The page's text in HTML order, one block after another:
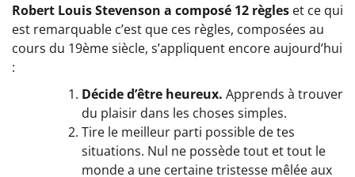
Robert Louis Stevenson a composé 12 règles et ce qui
est remarquable c’est que ces règles, composées au
cours du 19ème siècle, s’appliquent encore aujourd’hui
:
Décide d’être heureux. Apprends à trouver
du plaisir dans les choses simples.
Tire le meilleur parti possible de tes
situations. Nul ne possède tout et tout le
monde a une certaine tristesse mêlée aux